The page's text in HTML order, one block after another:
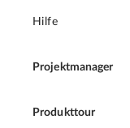
Hilfe
Projektmanager
Produkttour